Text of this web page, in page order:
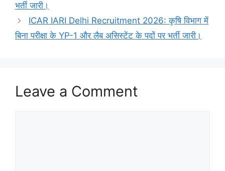
भर्ती जारी।
ICAR IARI Delhi Recruitment 2026: कृषि विभाग में
बिना परीक्षा के YP-1 और लैब असिस्टेंट के पदों पर भर्ती जारी।
Leave a Comment